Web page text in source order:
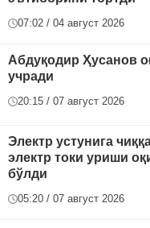
07:02 / 04 август 2026
Абдуқодир Ҳусанов
учради
20:15 / 07 август 2026
Электр устунига
электр токи уриши
бўлди
05:20 / 07 август 2026